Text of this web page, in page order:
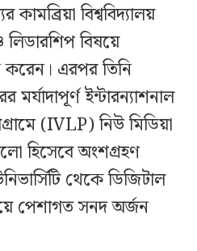
বিশ্ববিদ্যালয়
বিষয়ে
করেন। এরপর তিনি
মর্যাদাপূর্ণ ইন্টারন্যাশনাল
(IVLP) নিউ মিডিয়া
হিসেবে অংশগ্রহণ
থেকে ডিজিটাল
পেশাগত সনদ অর্জন